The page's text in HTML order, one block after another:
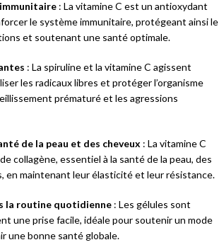
: La vitamine C est un antioxydant
le système immunitaire, protégeant ainsi le
et soutenant une santé optimale.
: La spiruline et la vitamine C agissent
les radicaux libres et protéger l’organisme
prématuré et les agressions
de la peau et des cheveux : La vitamine C
collagène, essentiel à la santé de la peau, des
en maintenant leur élasticité et leur résistance.
la routine quotidienne : Les gélules sont
une prise facile, idéale pour soutenir un mode
une bonne santé globale.